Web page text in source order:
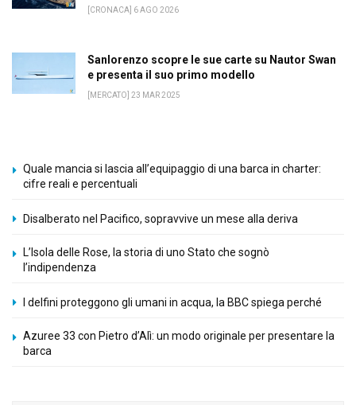
[CRONACA] 6 AGO 2026
Sanlorenzo scopre le sue carte su Nautor Swan
e presenta il suo primo modello
[MERCATO] 23 MAR 2025
Quale mancia si lascia all’equipaggio di una barca in charter:
cifre reali e percentuali
Disalberato nel Pacifico, sopravvive un mese alla deriva
L’Isola delle Rose, la storia di uno Stato che sognò
l’indipendenza
I delfini proteggono gli umani in acqua, la BBC spiega perché
Azuree 33 con Pietro d’Alì: un modo originale per presentare la
barca